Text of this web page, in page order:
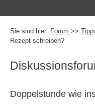
Sie sind hier: Forum >>
Rezept schreiben?
Doppelstunde wie